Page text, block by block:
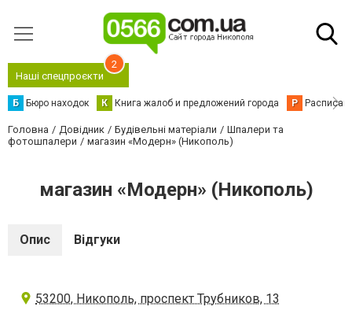
Наші спецпроєкти
2
Б Бюро находок К Книга жалоб и предложений города Р
Головна Довідник Будівельні матеріали
Шпалери та
фотошпалери
магазин «Модерн» (Никополь)
магазин «Модерн» (Никополь)
Опис Відгуки
53200, Никополь, проспект Трубников, 13